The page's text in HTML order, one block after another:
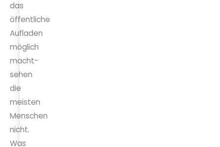
das
öffentliche
Aufladen
möglich
macht-
sehen
die
meisten
Menschen
nicht.
Was